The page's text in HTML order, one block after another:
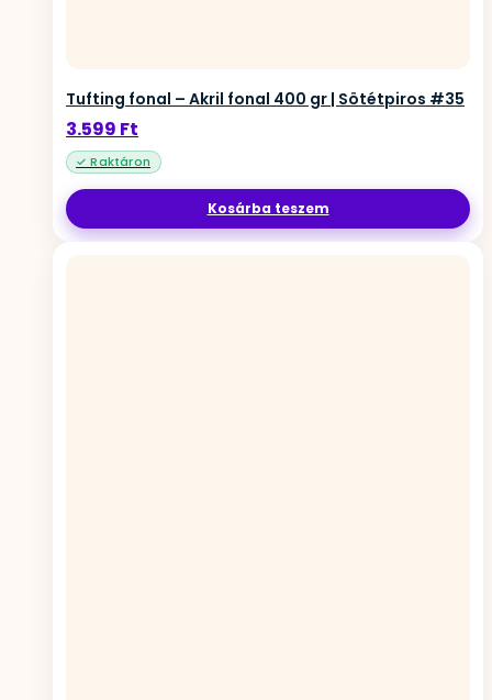
Tufting fonal – Akril fonal 400 gr | Sötétpiros #35
3.599 Ft
Kosárba teszem